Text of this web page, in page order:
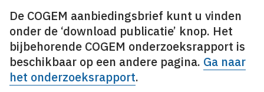
De COGEM aanbiedingsbrief kunt u vinden
onder de ‘download publicatie’ knop. Het
bijbehorende COGEM onderzoeksrapport is
beschikbaar op een andere pagina. Ga naar
het onderzoeksrapport.